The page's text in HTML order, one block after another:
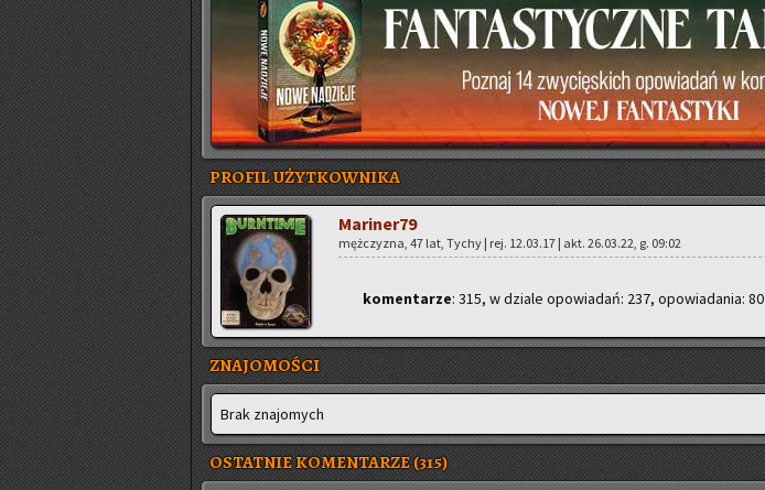
PROFIL UŻYTKOWNIKA
Ma­ri­ne­r79
męż­czy­zna, 47 lat, Tychy | rej. 12.03.17 | akt. 26.03.22, g. 09:02
ko­men­ta­rze: 315, w dzia­le opo­wia­dań: 237, opo­wia­da­nia: 80
ZNAJOMOŚCI
Brak zna­jo­mych
OSTATNIE KOMENTARZE (315)